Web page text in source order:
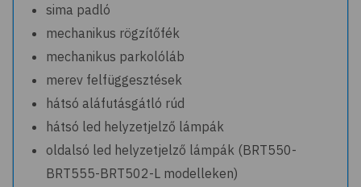
sima padló
mechanikus rögzítőfék
mechanikus parkolóláb
merev felfüggesztések
hátsó aláfutásgátló rúd
hátsó led helyzetjelző lámpák
oldalsó led helyzetjelző lámpák (BRT550-
BRT555-BRT502-L modelleken)